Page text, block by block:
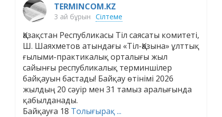
TERMINCOM.KZ
3 ай бұрын Сілтеме
Қазақстан Республикасы Тіл саясаты комитеті,
Ш. Шаяхметов атындағы «Тіл-Қазына» ұлттық
ғылыми-практикалық орталығы жыл
сайынғы республикалық терминшілер
байқауын бастады! Байқау өтінімі 2026
жылдың 20 сәуір мен 31 тамыз аралығында
қабылданады.
Байқауға 18 Толығырақ ...